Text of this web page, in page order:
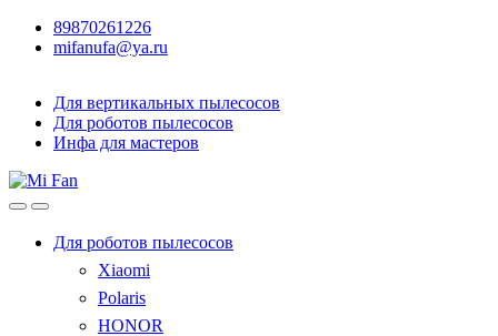
89870261226
mifanufa@ya.ru
Для вертикальных пылесосов
Для роботов пылесосов
Инфа для мастеров
Для роботов пылесосов
Xiaomi
Polaris
HONOR